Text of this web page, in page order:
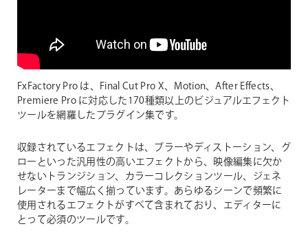
FxFactory Pro は、Final Cut Pro X、Motion、After Effects、
Premiere Pro に対応した170種類以上のビジュアルエフェクト
ツールを網羅したプラグイン集です。
収録されているエフェクトは、ブラーやディストーション、グ
ローといった汎用性の高いエフェクトから、映像編集に欠か
せないトランジション、カラーコレクションツール、ジェネ
レーターまで幅広く揃っています。あらゆるシーンで頻繁に
使用されるエフェクトがすべて含まれており、エディターに
とって必須のツールです。